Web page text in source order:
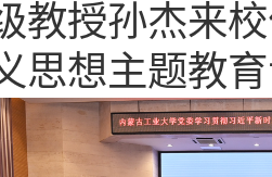
教授孙杰来校
思想主题教育